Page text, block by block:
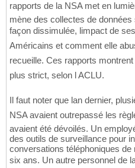
rapports de la NSA met en
mène des collectes de
façon dissimulée, limpact de
Américains et comment elle
recueille. Ces rapports montrent
plus strict, selon l ACLU.
Il faut noter que lan dernier,
NSA avaient outrepassé les
avaient été dévoilés. Un
des outils de surveillance pour
conversations téléphoniques
six ans. Un autre personnel de